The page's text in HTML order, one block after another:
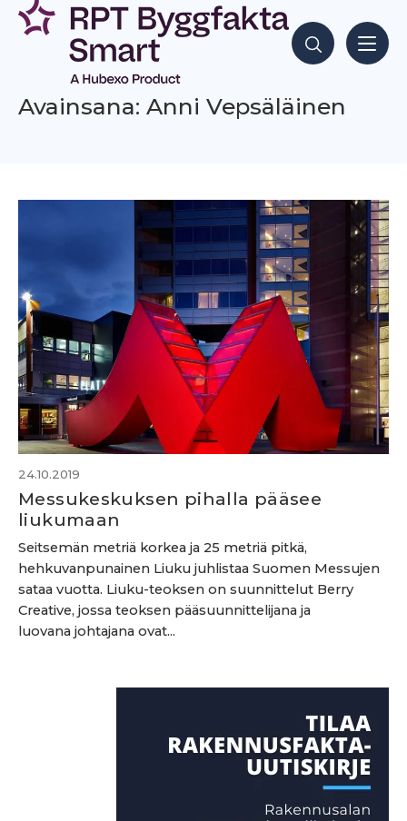
Siirry
sisältöön
Hae sisältöjä
Avainsana: Anni Vepsäläinen
24.10.2019
Messukeskuksen pihalla pääsee
liukumaan
Seitsemän metriä korkea ja 25 metriä pitkä,
hehkuvanpunainen Liuku juhlistaa Suomen Messujen
sataa vuotta. Liuku-teoksen on suunnittelut Berry
Creative, jossa teoksen pääsuunnittelijana ja
luovana johtajana ovat...